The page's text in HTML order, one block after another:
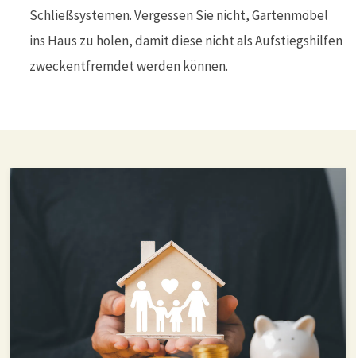
Schließsystemen. Vergessen Sie nicht, Gartenmöbel
ins Haus zu holen, damit diese nicht als Aufstiegshilfen
zweckentfremdet werden können.